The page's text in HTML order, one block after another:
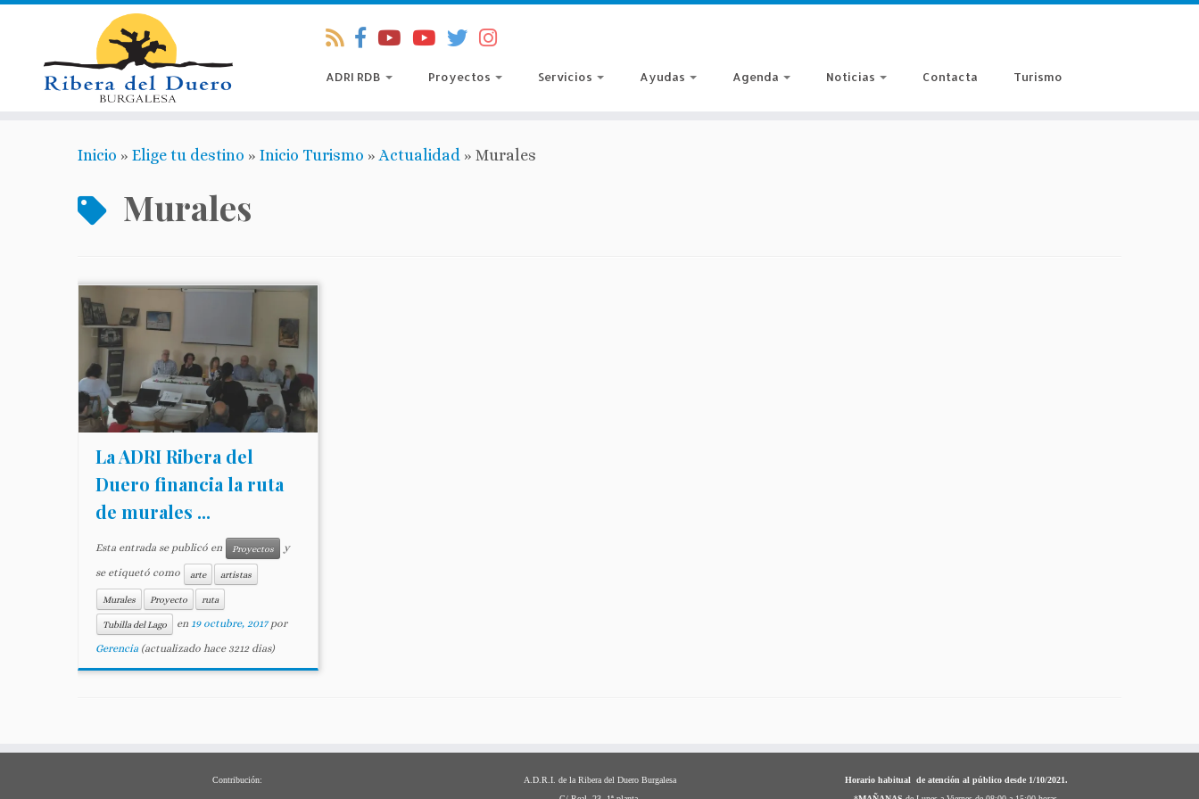
ADRI RDB Proyectos Servicios Ayudas Agenda Noticias Contacta Turismo
Inicio » Elige tu destino » Inicio Turismo » Actualidad » Murales
Murales
La ADRI Ribera del
Duero financia la ruta
de murales ...
Esta entrada se publicó en Proyectos y
se etiquetó como arte artistas
Murales Proyecto ruta
Tubilla del Lago en 19 octubre, 2017 por
Gerencia(actualizado hace 3212 dias)
Contribución:
A.D.R.I. de la Ribera del Duero Burgalesa
Horario habitual de atención al público desde 1/10/2021.